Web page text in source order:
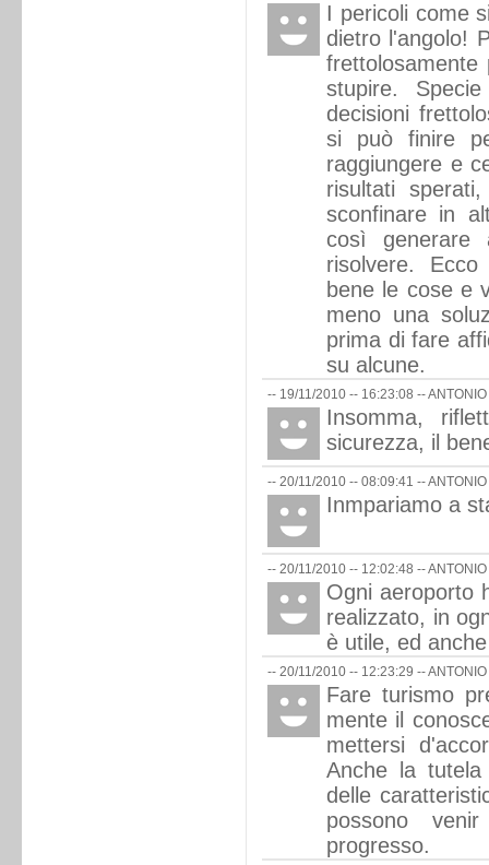
I pericoli come
dietro l'angolo!
frettolosamente
stupire.
decisioni
si può finire
raggiungere e
risultati
sconfinare in
così generare
risolvere.
bene le cose e
meno una
prima di fare
su alcune.
-- 19/11/2010 -- 16:23:08 --ANTONIO
Insomma,
sicurezza, il
-- 20/11/2010 -- 08:09:41 --ANTONIO
Inmpariamo a
-- 20/11/2010 -- 12:02:48 --ANTONIO
Ogni aeroporto
realizzato, in
è utile, ed
-- 20/11/2010 -- 12:23:29 --ANTONIO
Fare turismo
mente il
mettersi
Anche la
delle
possono
progresso.